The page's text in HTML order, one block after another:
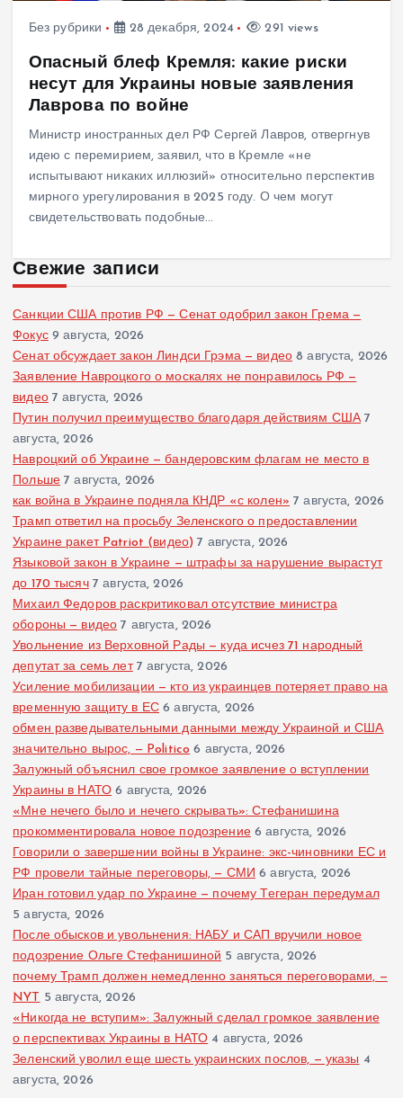
Без рубрики 28 декабря, 2024 291 views
Опасный блеф Кремля: какие риски
несут для Украины новые заявления
Лаврова по войне
Министр иностранных дел РФ Сергей Лавров, отвергнув
идею с перемирием, заявил, что в Кремле «не
испытывают никаких иллюзий» относительно перспектив
мирного урегулирования в 2025 году. О чем могут
свидетельствовать подобные…
Свежие записи
Санкции США против РФ — Сенат одобрил закон Грема —
Фокус 9 августа, 2026
Сенат обсуждает закон Линдси Грэма — видео 8 августа, 2026
Заявление Навроцкого о москалях не понравилось РФ —
видео 7 августа, 2026
Путин получил преимущество благодаря действиям США 7
августа, 2026
Навроцкий об Украине — бандеровским флагам не место в
Польше 7 августа, 2026
как война в Украине подняла КНДР «с колен» 7 августа, 2026
Трамп ответил на просьбу Зеленского о предоставлении
Украине ракет Patriot (видео) 7 августа, 2026
Языковой закон в Украине — штрафы за нарушение вырастут
до 170 тысяч 7 августа, 2026
Михаил Федоров раскритиковал отсутствие министра
обороны — видео 7 августа, 2026
Увольнение из Верховной Рады — куда исчез 71 народный
депутат за семь лет 7 августа, 2026
Усиление мобилизации — кто из украинцев потеряет право на
временную защиту в ЕС 6 августа, 2026
обмен разведывательными данными между Украиной и США
значительно вырос, — Politico 6 августа, 2026
Залужный объяснил свое громкое заявление о вступлении
Украины в НАТО 6 августа, 2026
«Мне нечего было и нечего скрывать»: Стефанишина
прокомментировала новое подозрение 6 августа, 2026
Говорили о завершении войны в Украине: экс-чиновники ЕС и
РФ провели тайные переговоры, — СМИ 6 августа, 2026
Иран готовил удар по Украине — почему Тегеран передумал
5 августа, 2026
После обысков и увольнения: НАБУ и САП вручили новое
подозрение Ольге Стефанишиной 5 августа, 2026
почему Трамп должен немедленно заняться переговорами, —
NYT 5 августа, 2026
«Никогда не вступим»: Залужный сделал громкое заявление
о перспективах Украины в НАТО 4 августа, 2026
Зеленский уволил еще шесть украинских послов, — указы 4
августа, 2026